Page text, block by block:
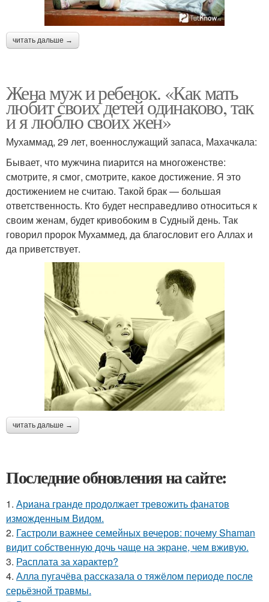
читать дальше →
Жена муж и ребенок. «Как мать
любит своих детей одинаково, так
и я люблю своих жен»
Мухаммад, 29 лет, военнослужащий запаса, Махачкала:
Бывает, что мужчина пиарится на многоженстве:
смотрите, я смог, смотрите, какое достижение. Я это
достижением не считаю. Такой брак — большая
ответственность. Кто будет несправедливо относиться к
своим женам, будет кривобоким в Судный день. Так
говорил пророк Мухаммед, да благословит его Аллах и
да приветствует.
читать дальше →
Последние обновления на сайте:
1. Ариана гранде продолжает тревожить фанатов
изможденным Видом.
2. Гастроли важнее семейных вечеров: почему Shaman
видит собственную дочь чаще на экране, чем вживую.
3. Расплата за характер?
4. Алла пугачёва рассказала о тяжёлом периоде после
серьёзной травмы.